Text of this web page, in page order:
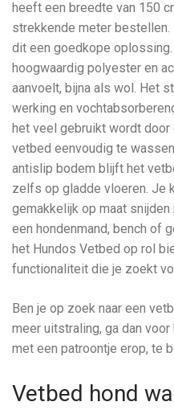
heeft een breedte van 150
strekkende meter
dit een goedkope
hoogwaardig polyester en
aanvoelt, bijna als wol. Het
werking en
het veel gebruikt wordt
vetbed eenvoudig te
antislip bodem blijft het
zelfs op gladde vloeren. Je
gemakkelijk op maat
een hondenmand, bench of
het Hundos Vetbed op rol
functionaliteit die je zoekt
Ben je op zoek naar een
meer uitstraling, ga dan
met een patroontje erop, te
Vetbed hond